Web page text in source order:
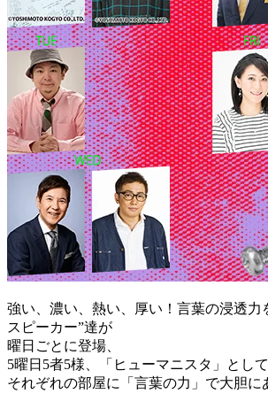
強い、濃い、熱い、厚い！言葉の浸透力
スピーカー”達が
曜日ごとに登場、
5曜日5者5様、「ヒューマニスタ」として
それぞれの部屋に「言葉の力」で大胆に